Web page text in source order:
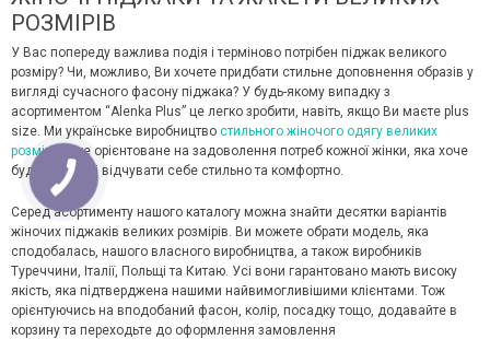
РОЗМІРІВ
У Вас попереду важлива подія і терміново потрібен піджак великого
розміру? Чи, можливо, Ви хочете придбати стильне доповнення образів у
вигляді сучасного фасону піджака? У будь-якому випадку з
асортиментом “Alenka Plus” це легко зробити, навіть, якщо Ви маєте plus
size. Ми українське виробництво стильного жіночого одягу великих
розмірів
, яке орієнтоване на задоволення потреб кожної жінки, яка хоче
будь-якої миті відчувати себе стильно та комфортно.
Серед асортименту нашого каталогу можна знайти десятки варіантів
жіночих піджаків великих розмірів. Ви можете обрати модель, яка
сподобалась, нашого власного виробництва, а також виробників
Туреччини, Італії, Польщі та Китаю. Усі вони гарантовано мають високу
якість, яка підтверджена нашими найвимогливішими клієнтами. Тож
орієнтуючись на вподобаний фасон, колір, посадку тощо, додавайте в
корзину та переходьте до оформлення замовлення